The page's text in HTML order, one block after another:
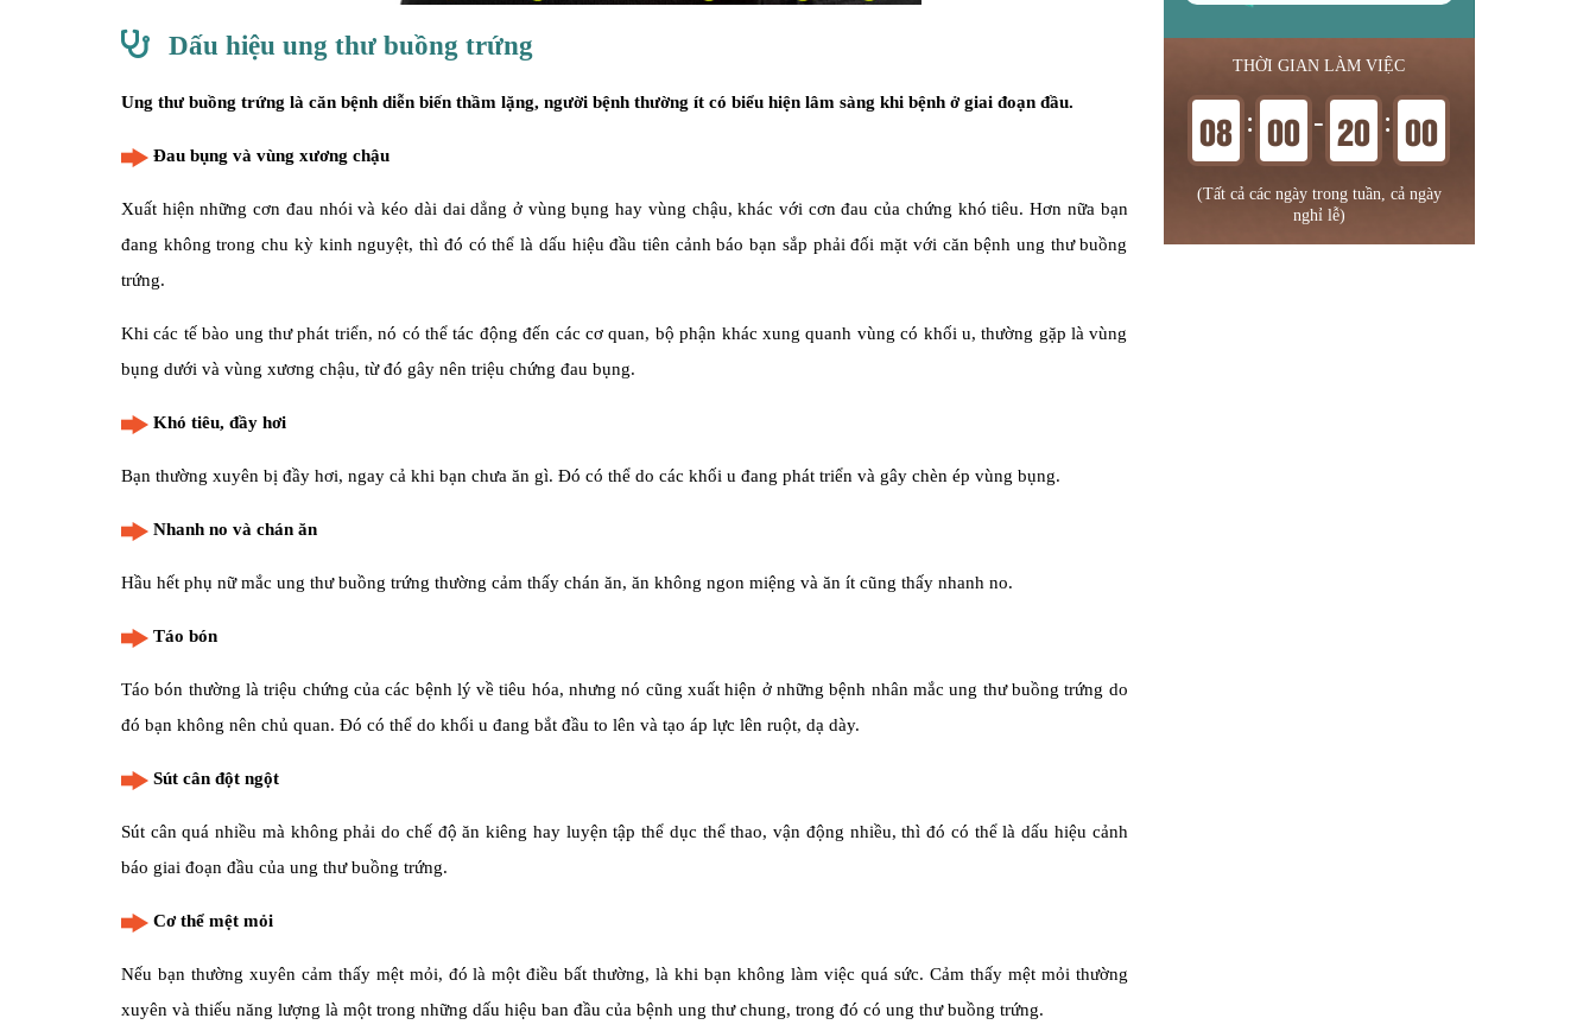
Dấu hiệu ung thư buồng trứng
Ung thư buồng trứng là căn bệnh diễn biến thầm lặng, người bệnh thường ít có biểu hiện lâm sàng khi bệnh ở giai đoạn đầu.
Đau bụng và vùng xương chậu
Xuất hiện những cơn đau nhói và kéo dài dai dẳng ở vùng bụng hay vùng chậu, khác với cơn đau của chứng khó tiêu. Hơn nữa bạn
đang không trong chu kỳ kinh nguyệt, thì đó có thể là dấu hiệu đầu tiên cảnh báo bạn sắp phải đối mặt với căn bệnh ung thư buồng
trứng.
Khi các tế bào ung thư phát triển, nó có thể tác động đến các cơ quan, bộ phận khác xung quanh vùng có khối u, thường gặp là vùng
bụng dưới và vùng xương chậu, từ đó gây nên triệu chứng đau bụng.
Khó tiêu, đầy hơi
Bạn thường xuyên bị đầy hơi, ngay cả khi bạn chưa ăn gì. Đó có thể do các khối u đang phát triển và gây chèn ép vùng bụng.
Nhanh no và chán ăn
Hầu hết phụ nữ mắc ung thư buồng trứng thường cảm thấy chán ăn, ăn không ngon miệng và ăn ít cũng thấy nhanh no.
Táo bón
Táo bón thường là triệu chứng của các bệnh lý về tiêu hóa, nhưng nó cũng xuất hiện ở những bệnh nhân mắc ung thư buồng trứng do
đó bạn không nên chủ quan. Đó có thể do khối u đang bắt đầu to lên và tạo áp lực lên ruột, dạ dày.
Sút cân đột ngột
Sút cân quá nhiều mà không phải do chế độ ăn kiêng hay luyện tập thể dục thể thao, vận động nhiều, thì đó có thể là dấu hiệu cảnh
báo giai đoạn đầu của ung thư buồng trứng.
Cơ thể mệt mỏi
Nếu bạn thường xuyên cảm thấy mệt mỏi, đó là một điều bất thường, là khi bạn không làm việc quá sức. Cảm thấy mệt mỏi thường
xuyên và thiếu năng lượng là một trong những dấu hiệu ban đầu của bệnh ung thư chung, trong đó có ung thư buồng trứng.
THỜI GIAN LÀM VIỆC
08 : 00 - 20 : 00
(Tất cả các ngày trong tuần, cả ngày
nghỉ lễ)